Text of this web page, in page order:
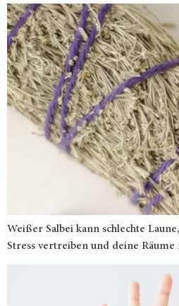
Weißer Salbei kann schlechte
Stress vertreiben und deine Räume